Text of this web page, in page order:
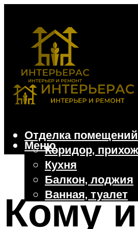
Отделка помещений
Коридор,
Кухня
Балкон, лоджия
Ванная, туалет
Дачные и частные
Отделочные
Меню
Кому